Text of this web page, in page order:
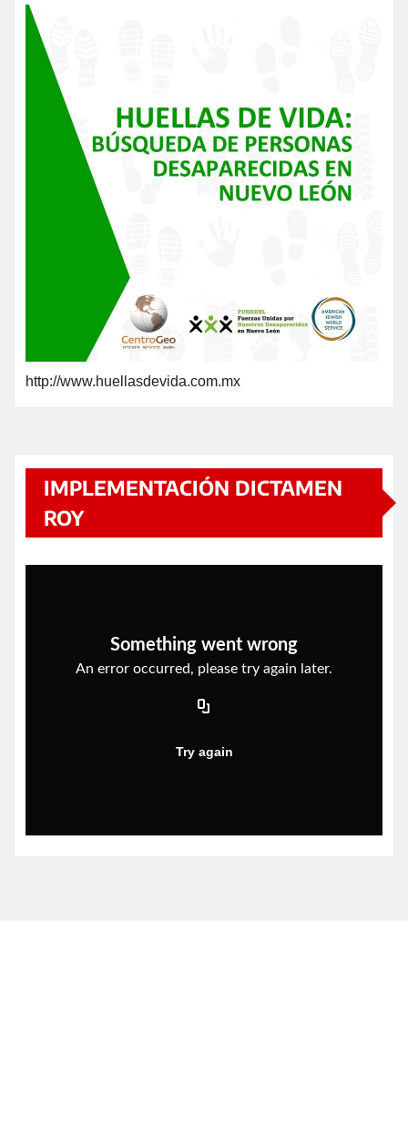
http://www.huellasdevida.com.mx
IMPLEMENTACIÓN DICTAMEN
ROY